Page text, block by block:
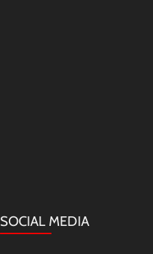
SOCIAL MEDIA